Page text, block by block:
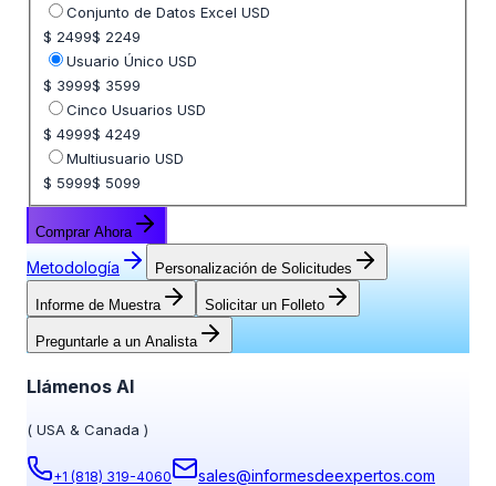
Seleccione opción de precio
Conjunto de Datos Excel USD
$ 2499$ 2249
Usuario Único USD
$ 3999$ 3599
Cinco Usuarios USD
$ 4999$ 4249
Multiusuario USD
$ 5999$ 5099
Comprar Ahora
Metodología Personalización de Solicitudes
Informe de Muestra Solicitar un Folleto
Preguntarle a un Analista
Llámenos Al
( USA & Canada )
+1 (818) 319-4060 sales@informesdeexpertos.com